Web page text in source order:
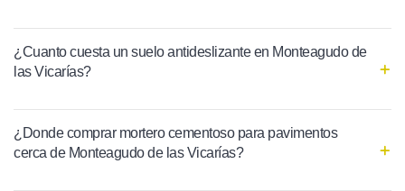
¿Cuanto cuesta un suelo antideslizante en Monteagudo de
las Vicarías?
¿Donde comprar mortero cementoso para pavimentos
cerca de Monteagudo de las Vicarías?